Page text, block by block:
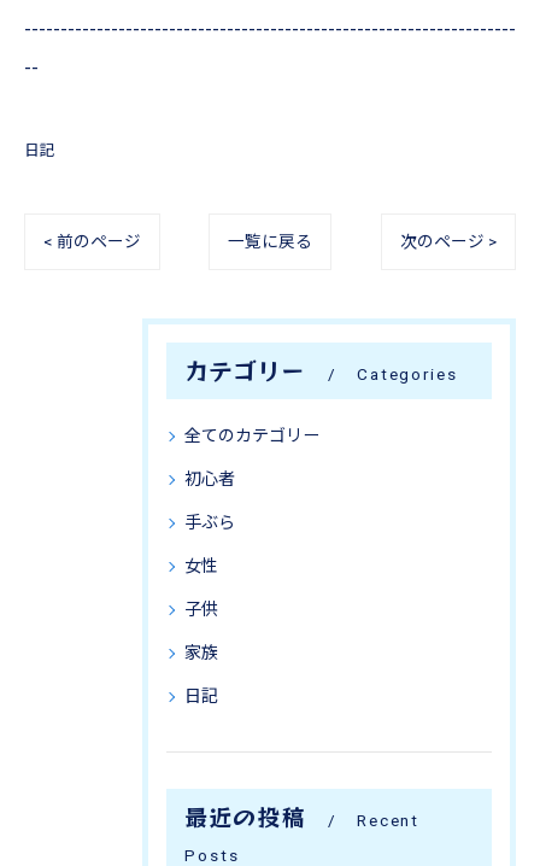
--------------------------------------------------------------------
--
日記
< 前のページ 一覧に戻る 次のページ >
カテゴリー Categories
全てのカテゴリー
初心者
手ぶら
女性
子供
家族
日記
最近の投稿
Recent
Posts